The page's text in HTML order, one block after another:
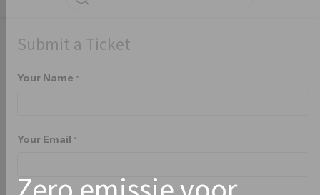
Submit a Ticket
Your Name *
Your Email *